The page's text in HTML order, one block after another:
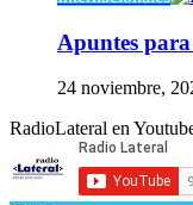
Apuntes
24 noviembre,
RadioLateral en